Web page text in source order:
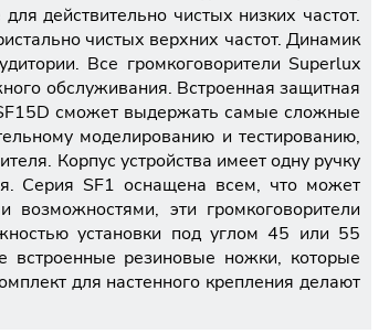
действительно чистых низких частот.
чистых верхних частот. Динамик
Все громкоговорители Superlux
обслуживания. Встроенная защитная
сможет выдержать самые сложные
моделированию и тестированию,
Корпус устройства имеет одну ручку
Серия SF1 оснащена всем, что может
эти громкоговорители
установки под углом 45 или 55
встроенные резиновые ножки, которые
для настенного крепления делают